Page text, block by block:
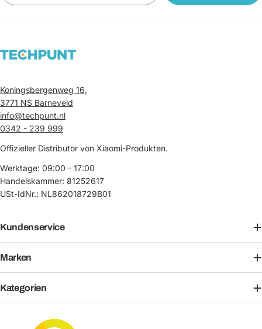
Koningsbergenweg 16,
3771 NS Barneveld
info@techpunt.nl
0342 - 239 999
Offizieller Distributor von Xiaomi-Produkten.
Werktage: 09:00 - 17:00
Handelskammer: 81252617
USt-IdNr.: NL862018729B01
Kundenservice
Marken
Kategorien